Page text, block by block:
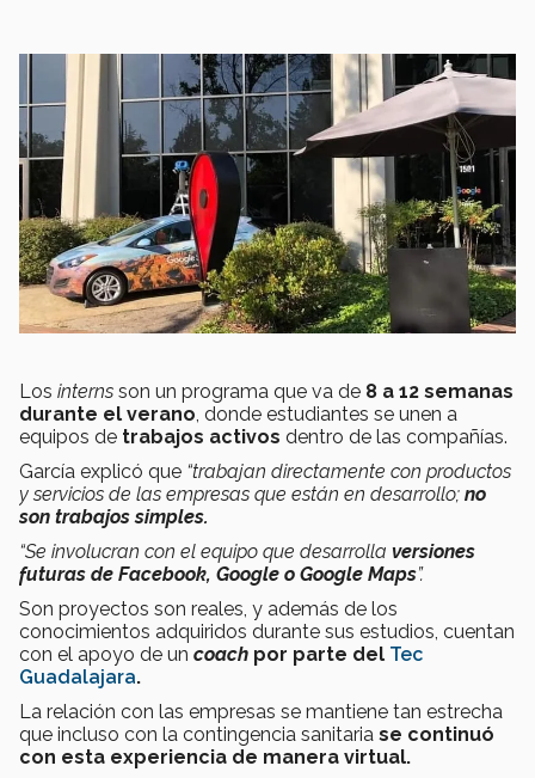
Los interns son un programa que va de 8 a 12 semanas
durante el verano , donde estudiantes se unen a
equipos de trabajos activos dentro de las compañías.
García explicó que “trabajan directamente con productos
y servicios de las empresas que están en desarrollo; no
son trabajos simples.
“Se involucran con el equipo que desarrolla versiones
futuras de Facebook, Google o Google Maps”.
Son proyectos son reales, y además de los
conocimientos adquiridos durante sus estudios, cuentan
con el apoyo de un coach por parte del Tec
Guadalajara.
La relación con las empresas se mantiene tan estrecha
que incluso con la contingencia sanitaria se continuó
con esta experiencia de manera virtual.